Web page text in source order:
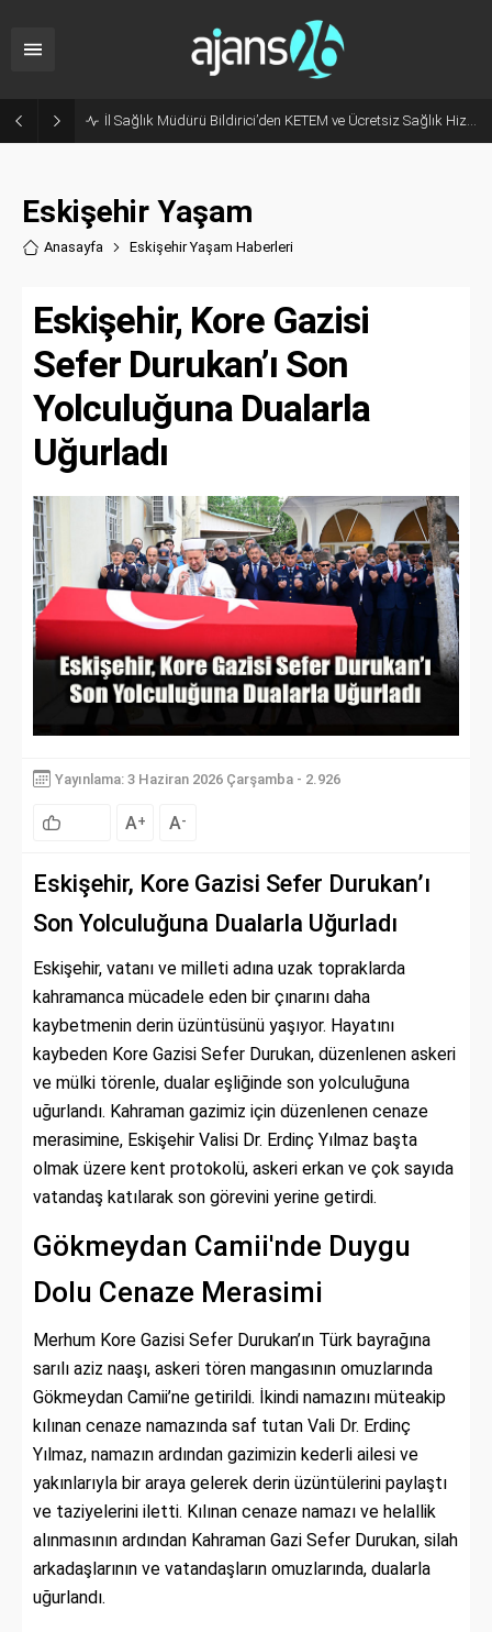
İl Sağlık Müdürü Bildirici’den KETEM ve Ücretsiz Sağlık Hizmetleri Çağrısı!
Eskişehir Yaşam
Anasayfa Eskişehir Yaşam Haberleri
Eskişehir, Kore Gazisi
Sefer Durukan’ı Son
Yolculuğuna Dualarla
Uğurladı
Yayınlama: 3 Haziran 2026 Çarşamba - 2.926
A+ A-
Eskişehir, Kore Gazisi Sefer Durukan’ı
Son Yolculuğuna Dualarla Uğurladı
Eskişehir, vatanı ve milleti adına uzak topraklarda
kahramanca mücadele eden bir çınarını daha
kaybetmenin derin üzüntüsünü yaşıyor. Hayatını
kaybeden Kore Gazisi Sefer Durukan, düzenlenen askeri
ve mülki törenle, dualar eşliğinde son yolculuğuna
uğurlandı. Kahraman gazimiz için düzenlenen cenaze
merasimine, Eskişehir Valisi Dr. Erdinç Yılmaz başta
olmak üzere kent protokolü, askeri erkan ve çok sayıda
vatandaş katılarak son görevini yerine getirdi.
Gökmeydan Camii'nde Duygu
Dolu Cenaze Merasimi
Merhum Kore Gazisi Sefer Durukan’ın Türk bayrağına
sarılı aziz naaşı, askeri tören mangasının omuzlarında
Gökmeydan Camii’ne getirildi. İkindi namazını müteakip
kılınan cenaze namazında saf tutan Vali Dr. Erdinç
Yılmaz, namazın ardından gazimizin kederli ailesi ve
yakınlarıyla bir araya gelerek derin üzüntülerini paylaştı
ve taziyelerini iletti. Kılınan cenaze namazı ve helallik
alınmasının ardından Kahraman Gazi Sefer Durukan, silah
arkadaşlarının ve vatandaşların omuzlarında, dualarla
uğurlandı.